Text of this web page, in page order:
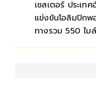
เชสเตอร์ ประเท
แข่งขันโอลิมปิกพ
ทางรวม 550 ไมล์